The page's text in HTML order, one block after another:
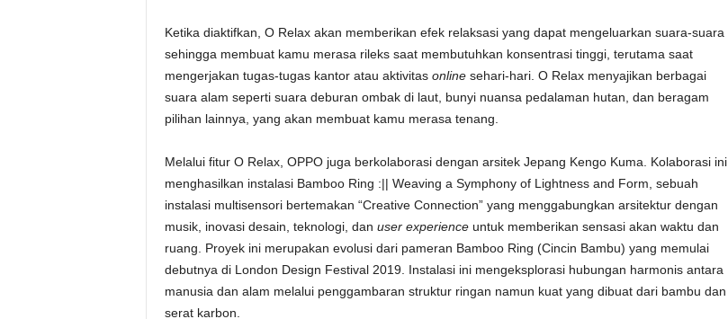
Ketika diaktifkan, O Relax akan memberikan efek relaksasi yang dapat mengeluarkan suara-suara
sehingga membuat kamu merasa rileks saat membutuhkan konsentrasi tinggi, terutama saat
mengerjakan tugas-tugas kantor atau aktivitas onlinesehari-hari. O Relax menyajikan berbagai
suara alam seperti suara deburan ombak di laut, bunyi nuansa pedalaman hutan, dan beragam
pilihan lainnya, yang akan membuat kamu merasa tenang.
Melalui fitur O Relax, OPPO juga berkolaborasi dengan arsitek Jepang Kengo Kuma. Kolaborasi ini
menghasilkan instalasi Bamboo Ring :|| Weaving a Symphony of Lightness and Form, sebuah
instalasi multisensori bertemakan “Creative Connection” yang menggabungkan arsitektur dengan
musik, inovasi desain, teknologi, dan user experienceuntuk memberikan sensasi akan waktu dan
ruang. Proyek ini merupakan evolusi dari pameran Bamboo Ring (Cincin Bambu) yang memulai
debutnya di London Design Festival 2019. Instalasi ini mengeksplorasi hubungan harmonis antara
manusia dan alam melalui penggambaran struktur ringan namun kuat yang dibuat dari bambu dan
serat karbon.